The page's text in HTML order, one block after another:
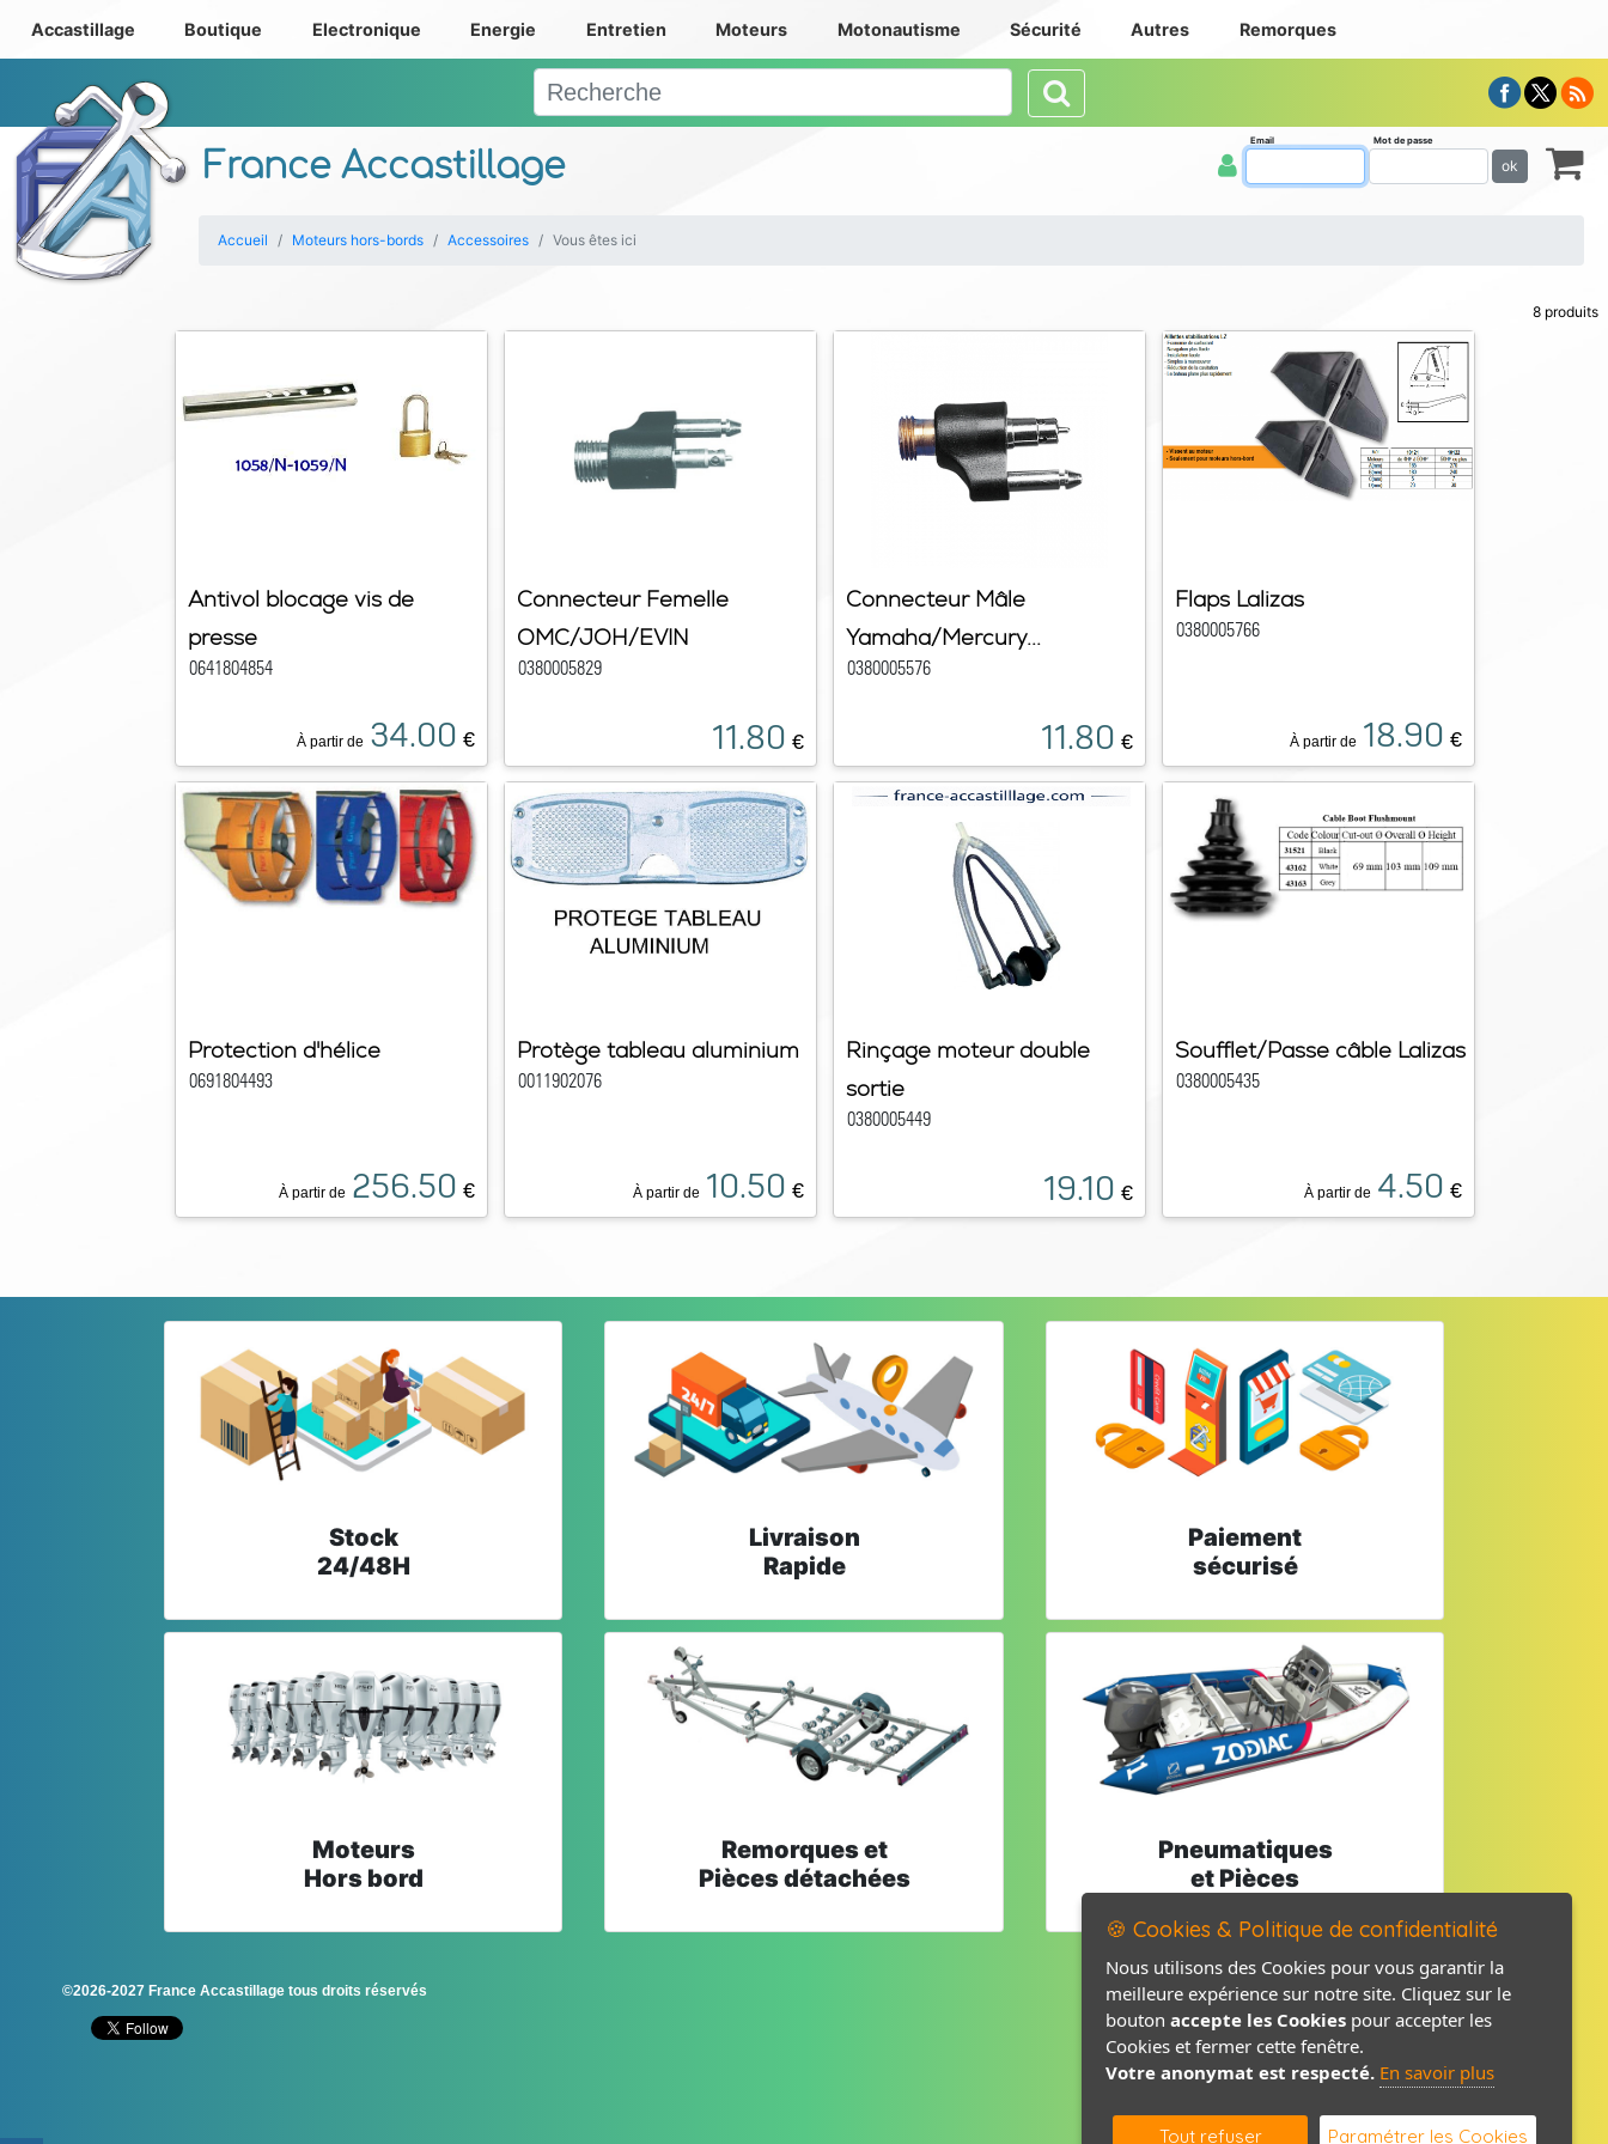
France Accastillage
Accastillage Boutique Electronique Energie Entretien Moteurs Motonautisme Sécurité Autres Remorques
Email Mot de passe
ok
Accueil Moteurs hors-bords Accessoires Vous êtes ici
8 produits
Antivol blocage vis de
presse
0641804854
À partir de 34.00 €
Connecteur Femelle
OMC/JOH/EVIN
0380005829
11.80 €
Connecteur Mâle
Yamaha/Mercury...
0380005576
11.80 €
Flaps Lalizas
0380005766
À partir de 18.90 €
Protection d'hélice
0691804493
À partir de 256.50 €
Protège tableau aluminium
0011902076
À partir de 10.50 €
Rinçage moteur double
sortie
0380005449
19.10 €
Soufflet/Passe câble Lalizas
0380005435
À partir de 4.50 €
Stock
24/48H
Livraison
Rapide
Paiement
sécurisé
Moteurs
Hors bord
Remorques et
Pièces détachées
Pneumatiques
et Pièces
©2026-2027 France Accastillage tous droits réservés Mentions légales
Politique de confidentialité
Contact / Plan
🍪 Cookies & Politique de confidentialité
Nous utilisons des Cookies pour vous garantir la
meilleure expérience sur notre site. Cliquez sur le
bouton accepte les Cookies pour accepter les
Cookies et fermer cette fenêtre.
Votre anonymat est respecté. En savoir plus
Tout refuser Paramétrer les Cookies